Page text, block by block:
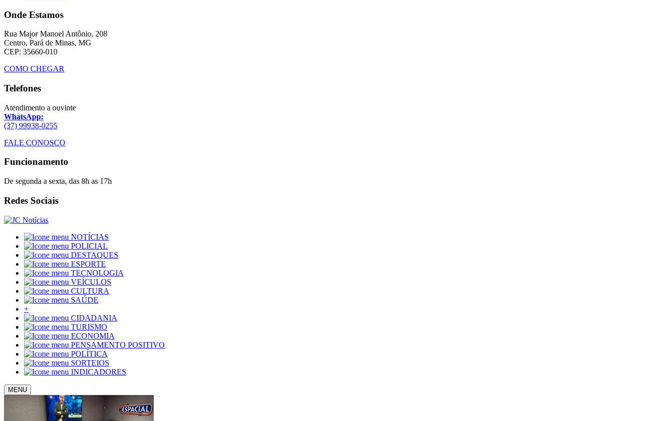
Onde Estamos
Rua Major Manoel Antônio, 208
Centro, Pará de Minas, MG
CEP: 35660-010
COMO CHEGAR
Telefones
Atendimento a ouvinte
WhatsApp:
(37) 99938-0255
FALE CONOSCO
Funcionamento
De segunda a sexta, das 8h as 17h
Redes Sociais
NOTÍCIAS
POLICIAL
DESTAQUES
ESPORTE
TECNOLOGIA
VEÍCULOS
CULTURA
SAÚDE
+
CIDADANIA
TURISMO
ECONOMIA
PENSAMENTO POSITIVO
POLÍTICA
SORTEIOS
INDICADORES
MENU